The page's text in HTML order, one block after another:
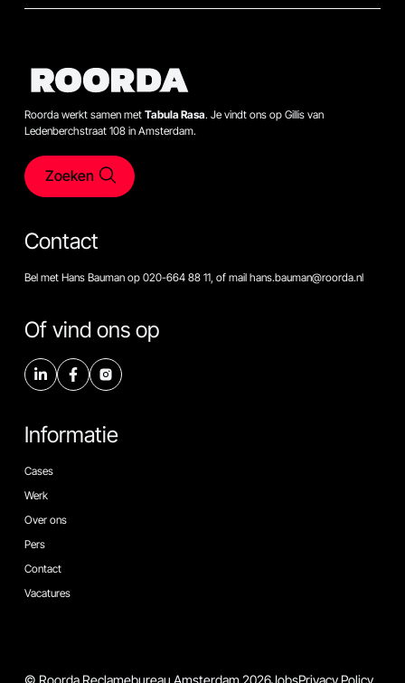
Roorda werkt samen met Tabula Rasa. Je vindt ons op Gillis van
Ledenberchstraat 108 in Amsterdam.
Zoeken
Contact
Bel met Hans Bauman op 020-664 88 11, of mail hans.bauman@roorda.nl
Of vind ons op
Informatie
Cases
Werk
Over ons
Pers
Contact
Vacatures